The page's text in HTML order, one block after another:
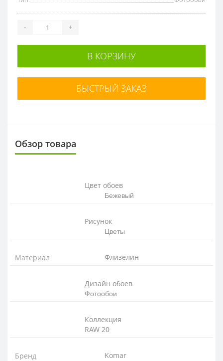
- +
В КОРЗИНУ
БЫСТРЫЙ ЗАКАЗ
Обзор товара
Цвет обоев
Бежевый
Рисунок
Цветы
Материал Флизелин
Дизайн обоев
Фотообои
Коллекция
RAW 20
Бренд Komar